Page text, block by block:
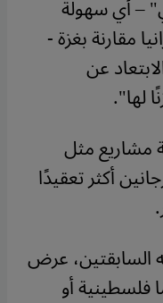
– أي سهولة
مقارنة بغزة -
عن
لها".
مشاريع مثل
أكثر تعقيدًا
السابقتين، عرض
فلسطينية أو